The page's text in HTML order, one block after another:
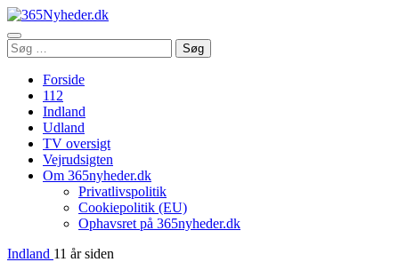
Åbn
menu
Søg
efter:
Søg
Forside
112
Indland
Udland
TV oversigt
Vejrudsigten
Om 365nyheder.dk
Privatlivspolitik
Cookiepolitik (EU)
Ophavsret på 365nyheder.dk
Indland 11 år siden